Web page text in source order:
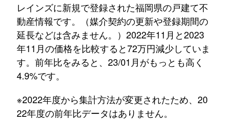
レインズに新規で登録された福岡県の戸建て不
動産情報です。（媒介契約の更新や登録期間の
延長などは含みません。）2022年11月と2023
年11月の価格を比較すると72万円減少していま
す。前年比をみると、23/01月がもっとも高く
4.9%です。
※2022年度から集計方法が変更されたため、20
22年度の前年比データはありません。